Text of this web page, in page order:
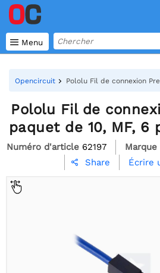
 Menu
Opencircuit Pololu Fil de connexion
Pololu Fil de
paquet de 10, MF, 6
Numéro d'article 62197 Marque
 Share Écrire